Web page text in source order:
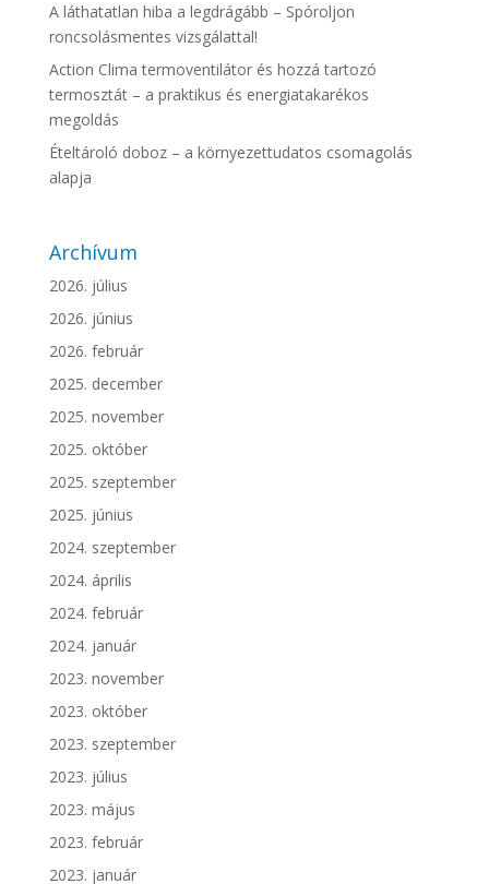
A láthatatlan hiba a legdrágább – Spóroljon
roncsolásmentes vizsgálattal!
Action Clima termoventilátor és hozzá tartozó
termosztát – a praktikus és energiatakarékos
megoldás
Ételtároló doboz – a környezettudatos csomagolás
alapja
Archívum
2026. július
2026. június
2026. február
2025. december
2025. november
2025. október
2025. szeptember
2025. június
2024. szeptember
2024. április
2024. február
2024. január
2023. november
2023. október
2023. szeptember
2023. július
2023. május
2023. február
2023. január